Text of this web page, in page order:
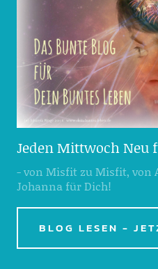
Jeden Mittwoch Neu
- von Misfit zu Misfit, von
Johanna für Dich!
BLOG LESEN -